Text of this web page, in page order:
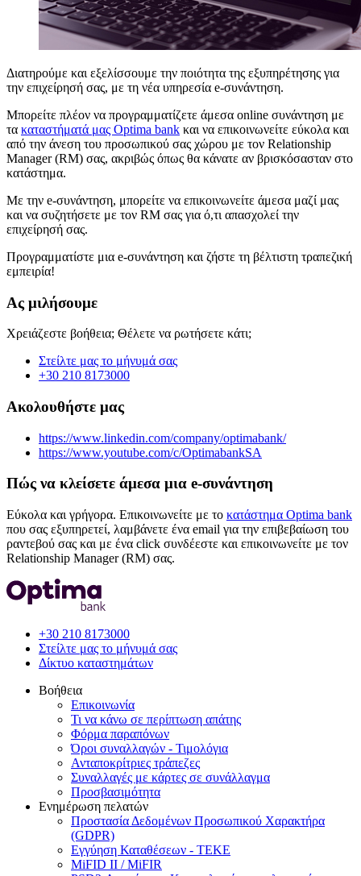
Διατηρούμε και εξελίσσουμε την ποιότητα της εξυπηρέτησης για
την επιχείρησή σας, με τη νέα υπηρεσία e-συνάντηση.
Μπορείτε πλέον να προγραμματίζετε άμεσα online συνάντηση με
τα καταστήματά μας Optima bank και να επικοινωνείτε εύκολα και
από την άνεση του προσωπικού σας χώρου με τον Relationship
Manager (RM) σας, ακριβώς όπως θα κάνατε αν βρισκόσασταν στο
κατάστημα.
Με την e-συνάντηση, μπορείτε να επικοινωνείτε άμεσα μαζί μας
και να συζητήσετε με τον RM σας για ό,τι απασχολεί την
επιχείρησή σας.
Προγραμματίστε μια e-συνάντηση και ζήστε τη βέλτιστη τραπεζική
εμπειρία!
Ας μιλήσουμε
Χρειάζεστε βοήθεια; Θέλετε να ρωτήσετε κάτι;
Στείλτε μας το μήνυμά σας
+30 210 8173000
Ακολουθήστε μας
https://www.linkedin.com/company/optimabank/
https://www.youtube.com/c/OptimabankSA
Πώς να κλείσετε άμεσα μια e-συνάντηση
Εύκολα και γρήγορα. Επικοινωνείτε με το κατάστημα Optima bank
που σας εξυπηρετεί, λαμβάνετε ένα email για την επιβεβαίωση του
ραντεβού σας και με ένα click συνδέεστε και επικοινωνείτε με τον
Relationship Manager (RM) σας.
+30 210 8173000
Στείλτε μας το μήνυμά σας
Δίκτυο καταστημάτων
Βοήθεια
Επικοινωνία
Τι να κάνω σε περίπτωση απάτης
Φόρμα παραπόνων
Όροι συναλλαγών - Τιμολόγια
Ανταποκρίτριες τράπεζες
Συναλλαγές με κάρτες σε συνάλλαγμα
Προσβασιμότητα
Ενημέρωση πελατών
Προστασία Δεδομένων Προσωπικού Χαρακτήρα
(GDPR)
Εγγύηση Καταθέσεων - TEKE
MiFID II / MiFIR